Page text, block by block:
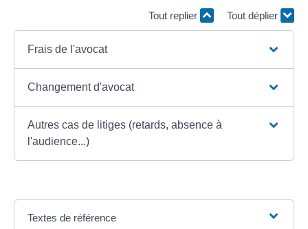
Tout replier Tout déplier
Frais de l'avocat
Changement d'avocat
Autres cas de litiges (retards, absence à
l'audience...)
Textes de référence